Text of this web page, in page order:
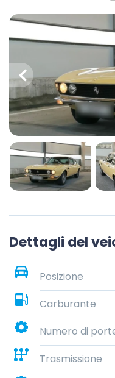
Dettagli del
Posizione
Carburante
Numero di
Trasmissione